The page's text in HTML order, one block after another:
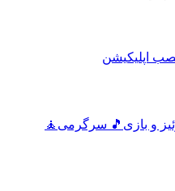
اپلیکیشن
و بازی 🎵 سرگرمی 🧘